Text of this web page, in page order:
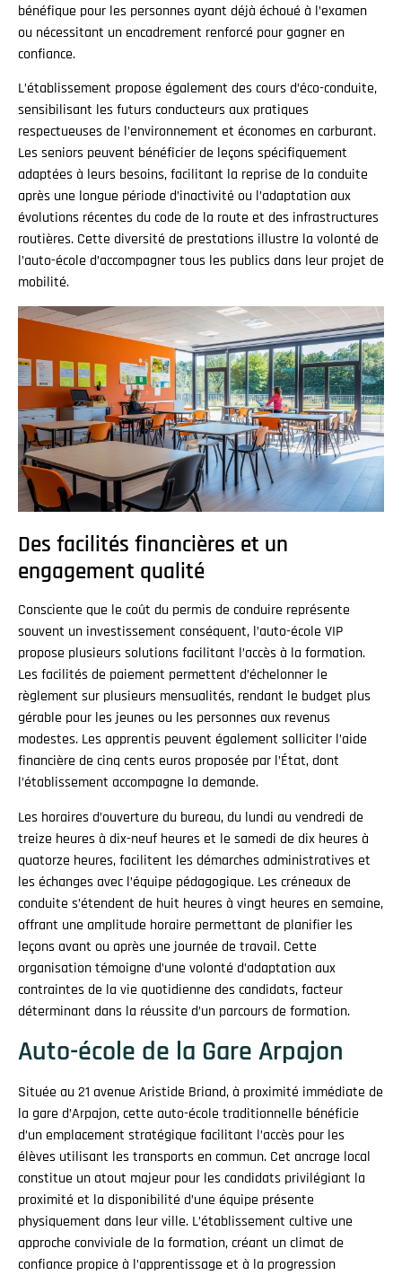
bénéfique pour les personnes ayant déjà échoué à l’examen
ou nécessitant un encadrement renforcé pour gagner en
confiance.
L’établissement propose également des cours d’éco-conduite,
sensibilisant les futurs conducteurs aux pratiques
respectueuses de l’environnement et économes en carburant.
Les seniors peuvent bénéficier de leçons spécifiquement
adaptées à leurs besoins, facilitant la reprise de la conduite
après une longue période d’inactivité ou l’adaptation aux
évolutions récentes du code de la route et des infrastructures
routières. Cette diversité de prestations illustre la volonté de
l’auto-école d’accompagner tous les publics dans leur projet de
mobilité.
Des facilités financières et un
engagement qualité
Consciente que le coût du permis de conduire représente
souvent un investissement conséquent, l’auto-école VIP
propose plusieurs solutions facilitant l’accès à la formation.
Les facilités de paiement permettent d’échelonner le
règlement sur plusieurs mensualités, rendant le budget plus
gérable pour les jeunes ou les personnes aux revenus
modestes. Les apprentis peuvent également solliciter l’aide
financière de cinq cents euros proposée par l’État, dont
l’établissement accompagne la demande.
Les horaires d’ouverture du bureau, du lundi au vendredi de
treize heures à dix-neuf heures et le samedi de dix heures à
quatorze heures, facilitent les démarches administratives et
les échanges avec l’équipe pédagogique. Les créneaux de
conduite s’étendent de huit heures à vingt heures en semaine,
offrant une amplitude horaire permettant de planifier les
leçons avant ou après une journée de travail. Cette
organisation témoigne d’une volonté d’adaptation aux
contraintes de la vie quotidienne des candidats, facteur
déterminant dans la réussite d’un parcours de formation.
Auto-école de la Gare Arpajon
Située au 21 avenue Aristide Briand, à proximité immédiate de
la gare d’Arpajon, cette auto-école traditionnelle bénéficie
d’un emplacement stratégique facilitant l’accès pour les
élèves utilisant les transports en commun. Cet ancrage local
constitue un atout majeur pour les candidats privilégiant la
proximité et la disponibilité d’une équipe présente
physiquement dans leur ville. L’établissement cultive une
approche conviviale de la formation, créant un climat de
confiance propice à l’apprentissage et à la progression